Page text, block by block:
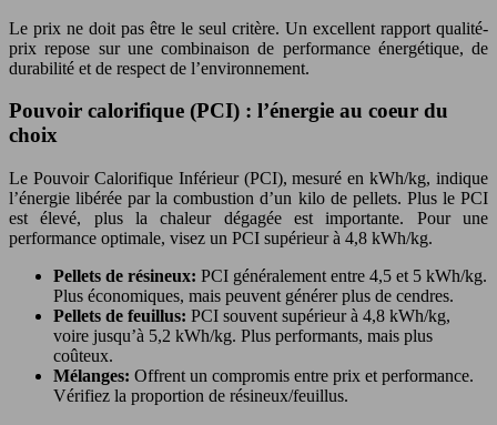
Le prix ne doit pas être le seul critère. Un excellent rapport qualité-
prix repose sur une combinaison de performance énergétique, de
durabilité et de respect de l’environnement.
Pouvoir calorifique (PCI) : l’énergie au coeur du
choix
Le Pouvoir Calorifique Inférieur (PCI), mesuré en kWh/kg, indique
l’énergie libérée par la combustion d’un kilo de pellets. Plus le PCI
est élevé, plus la chaleur dégagée est importante. Pour une
performance optimale, visez un PCI supérieur à 4,8 kWh/kg.
Pellets de résineux: PCI généralement entre 4,5 et 5 kWh/kg.
Plus économiques, mais peuvent générer plus de cendres.
Pellets de feuillus: PCI souvent supérieur à 4,8 kWh/kg,
voire jusqu’à 5,2 kWh/kg. Plus performants, mais plus
coûteux.
Mélanges: Offrent un compromis entre prix et performance.
Vérifiez la proportion de résineux/feuillus.